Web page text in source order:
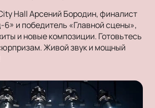
Hall Арсений Бородин, финалист
6» и победитель «Главной сцены»,
и новые композиции. Готовьтесь
Живой звук и мощный